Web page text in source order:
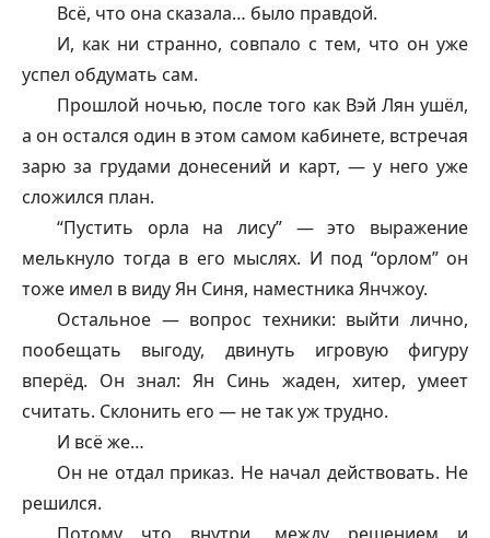
Всё, что она сказала… было правдой.
И, как ни странно, совпало с тем, что он уже
успел обдумать сам.
Прошлой ночью, после того как Вэй Лян ушёл,
а он остался один в этом самом кабинете, встречая
зарю за грудами донесений и карт, — у него уже
сложился план.
“Пустить орла на лису” — это выражение
мелькнуло тогда в его мыслях. И под “орлом” он
тоже имел в виду Ян Синя, наместника Янчжоу.
Остальное — вопрос техники: выйти лично,
пообещать выгоду, двинуть игровую фигуру
вперёд. Он знал: Ян Синь жаден, хитер, умеет
считать. Склонить его — не так уж трудно.
И всё же…
Он не отдал приказ. Не начал действовать. Не
решился.